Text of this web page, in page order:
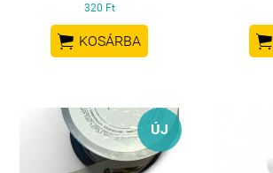
320 Ft
 KOSÁRBA 
ÚJ